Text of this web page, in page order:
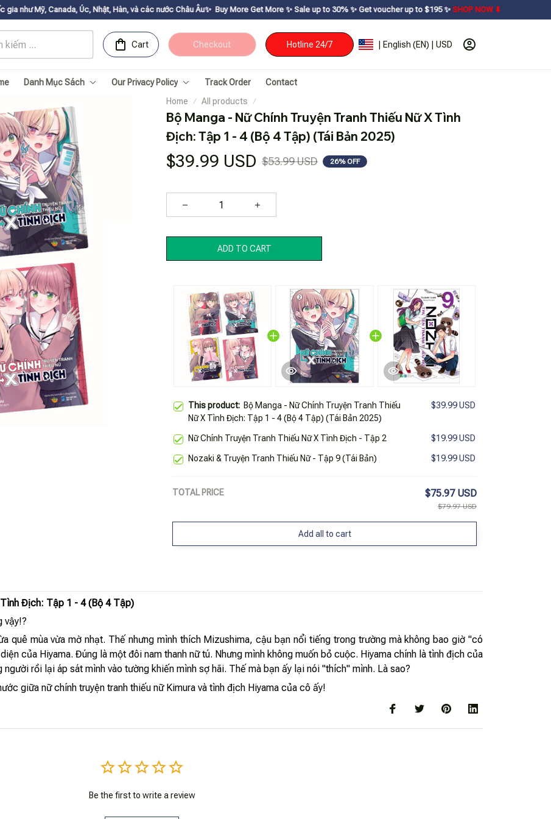
Úc, Nhật, Hàn, và các nước Châu Âu✨ Buy More Get Moreㅤ ✨ㅤ Sale up to 30% ㅤ✨ㅤ Get voucher up to $195ㅤ ✨ㅤSHOP NOW ⬇
Cart Checkout Hotline 24/7 | English (EN) | USD
Danh Mục Sách Our Privacy Policy Track Order
Contact
Home
All products
Bộ Manga - Nữ Chính Truyện Tranh Thiếu Nữ X Tình
Địch: Tập 1 - 4 (Bộ 4 Tập) (Tái Bản 2025)
$39.99 USD $53.99 USD 26% OFF
ADD TO CART
This product: Bộ Manga - Nữ Chính Truyện Tranh Thiếu
Nữ X Tình Địch: Tập 1 - 4 (Bộ 4 Tập) (Tái Bản 2025)
$39.99 USD
Nữ Chính Truyện Tranh Thiếu Nữ X Tình Địch - Tập 2 $19.99 USD
Nozaki & Truyện Tranh Thiếu Nữ - Tập 9 (Tái Bản) $19.99 USD
TOTAL PRICE $75.97 USD
$79.97 USD
Add all to cart
Địch: Tập 1 - 4 (Bộ 4 Tập)
vậy!?
quê mùa vừa mờ nhạt. Thế nhưng mình thích Mizushima, cậu bạn nổi tiếng trong trường mà không bao giờ "có
của Hiyama. Đúng là một đôi nam thanh nữ tú. Nhưng mình không muốn bỏ cuộc. Hiyama chính là tình địch của
rồi lại áp sát mình vào tường khiến mình sợ hãi. Thế mà bạn ấy lại nói "thích" mình. Là sao?
giữa nữ chính truyện tranh thiếu nữ Kimura và tình địch Hiyama của cô ấy!
Be the first to write a review